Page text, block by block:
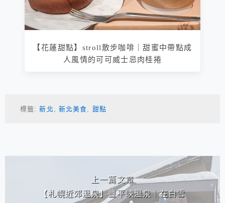
【花蓮甜點】stroll散步咖啡｜甜蜜中帶點成
人風情的可可威士忌肉桂捲
標籤:新北 , 新北美食, 甜點
上一篇文章
【札幌近郊溫泉】豐平峽溫泉｜在白雪